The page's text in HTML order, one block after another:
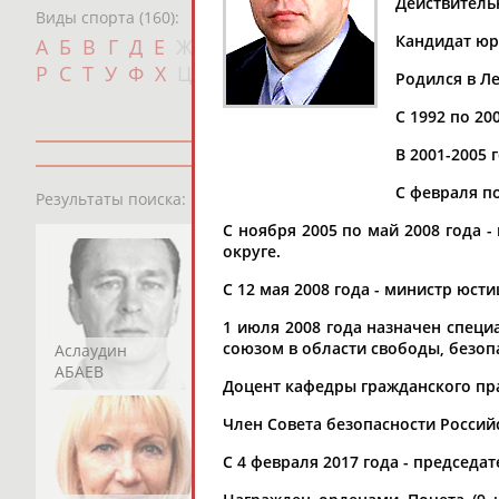
Виды спорта (160):
А Б В Г Д Е И К Л М Н О
П
Р С Т У Ф Х Ш Щ Э Ю
Результаты поиска:
Аслаудин
АБАЕВ
Елена
Мария
Кандидат
Родился в
С 1992 по
В 2001-2005
С февраля
С ноября 2005 по май 2008 года
округе.
С 12 мая 2008 года - министр
1 июля 2008 года назначен
союзом в области свободы,
Доцент кафедры гражданского
Член Совета безопасности
С 4 февраля 2017 года -